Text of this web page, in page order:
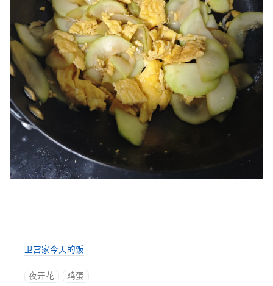
卫宫家今天的饭
夜开花 鸡蛋